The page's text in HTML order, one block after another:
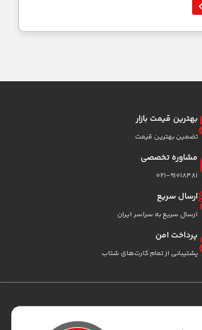
بهترین قیمت بازار
تضمین بهترین قیمت
مشاوره تخصصی
۰۲۱-91018481
ارسال سریع
ارسال سریع به سراسر ایران
پرداخت امن
پشتیبانی از تمام کارت‌های شتاب